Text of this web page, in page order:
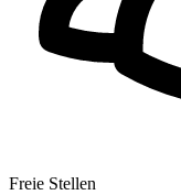
Freie Stellen